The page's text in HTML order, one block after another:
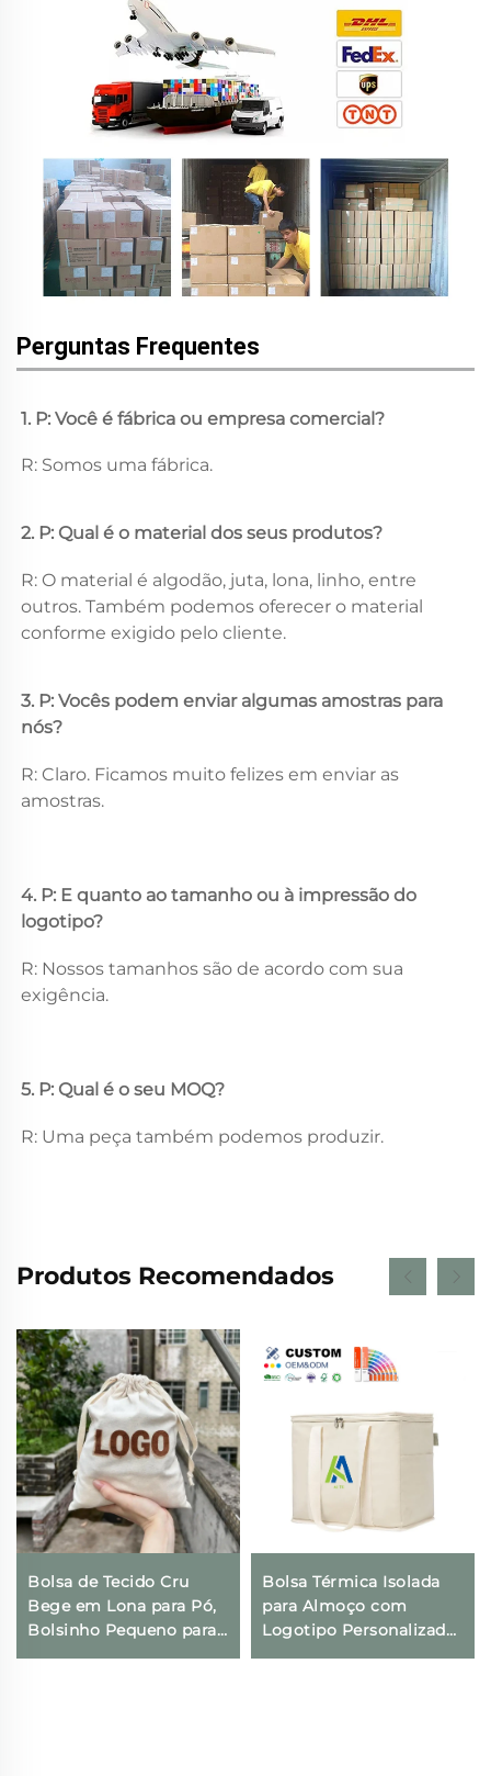
Perguntas Frequentes
1. P: Você é fábrica ou empresa comercial?
R: Somos uma fábrica.
2. P: Qual é o material dos seus produtos?
R: O material é algodão, juta, lona, linho, entre
outros. Também podemos oferecer o material
conforme exigido pelo cliente.
3. P: Vocês podem enviar algumas amostras para
nós?
R: Claro. Ficamos muito felizes em enviar as
amostras.
4. P: E quanto ao tamanho ou à impressão do
logotipo?
R: Nossos tamanhos são de acordo com sua
exigência.
5. P: Qual é o seu MOQ?
R: Uma peça também podemos produzir.
Produtos Recomendados
Bolsa de Tecido Cru
Bege em Lona para Pó,
Bolsinho Pequeno para
Presentes com
Bolsa Térmica Isolada
para Almoço com
Logotipo Personalizado,
Térmica, Dobrável, para